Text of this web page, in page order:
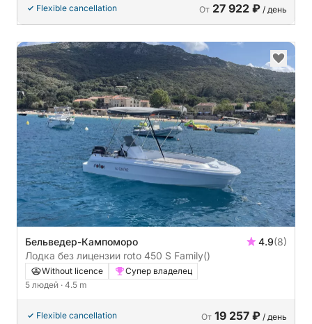
Flexible cancellation От 27 922 ₽ / день
Бельведер-Кампоморо 4.9(8)
Лодка без лицензии roto 450 S Family()
Without licence
Супер владелец
5 людей · 4.5 m
Flexible cancellation От 19 257 ₽ / день